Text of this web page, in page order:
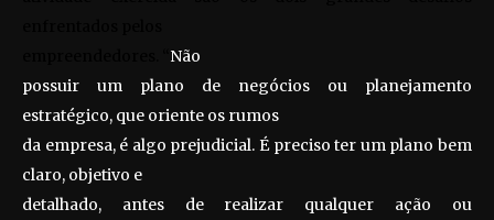
Não
possuir um plano de negócios ou planejamento
estratégico, que oriente os rumos
da empresa, é algo prejudicial. É preciso ter um plano bem
claro, objetivo e
detalhado, antes de realizar qualquer ação ou